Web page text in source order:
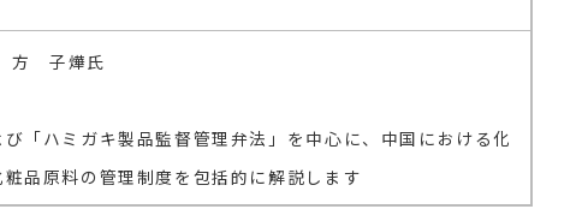
方 子燁氏
「ハミガキ製品監督管理弁法」を中心に、中国における化
品原料の管理制度を包括的に解説します